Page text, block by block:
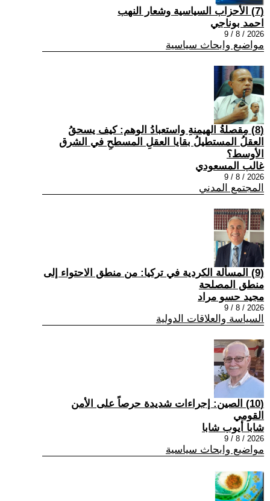
(7) الأحزاب السياسية وشعار النهب
احمد بوناجي
2026 / 8 / 9
مواضيع وابحاث سياسية
(8) مِقصلةُ الهيمنةِ واستعبادُ الوهم: كيف يسحقُ
العقلُ المستطيلُ بقايا العقلِ المسطحِ في الشرق
الأوسط؟
غالب المسعودي
2026 / 8 / 9
المجتمع المدني
(9) المسألة الكردية في تركيا: من منطق الاحتواء إلى
منطق المصلحة
مجيد حسو مراد
2026 / 8 / 9
السياسة والعلاقات الدولية
(10) الصين: إجراءات شديدة حرصاً على الأمن
القومي
شابا أيوب شابا
2026 / 8 / 9
مواضيع وابحاث سياسية